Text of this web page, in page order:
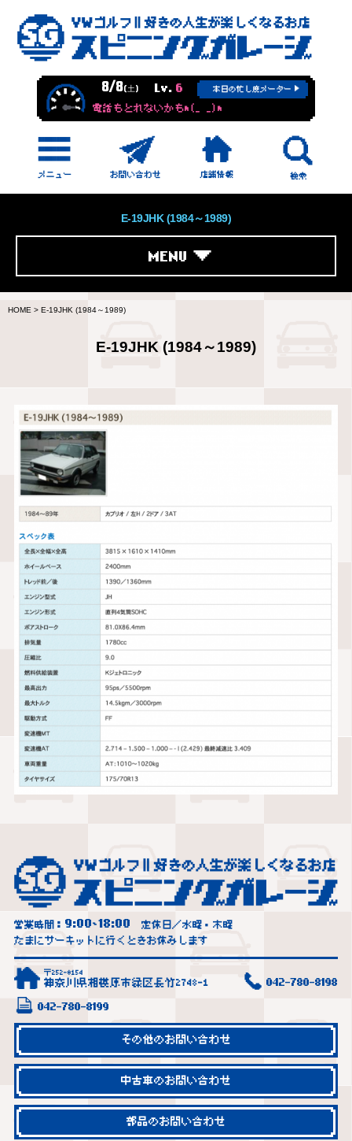
8/8(土) Lv. 6 本日の忙し度メーター
電話もとれないかもm(_ _)m
E-19JHK (1984～1989)
MENU
HOME > E-19JHK (1984～1989)
E-19JHK (1984～1989)
営業時間： 9:00~18:00
定休日／水曜・木曜
たまにサーキットに行くときお休みします
〒252-0154
神奈川県相模原市緑区長竹2748-1 042-780-8198
042-780-8199
その他のお問い合わせ
中古車のお問い合わせ
部品のお問い合わせ